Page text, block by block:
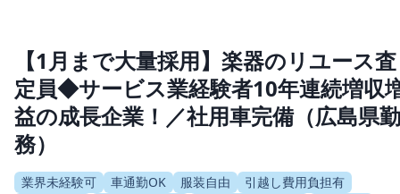
【1月まで大量採用】楽器のリユース査
定員◆サービス業経験者10年連続増収
益の成長企業！／社用車完備（広島県勤
務）
業界未経験可 車通勤OK 服装自由
引越し費用負担有